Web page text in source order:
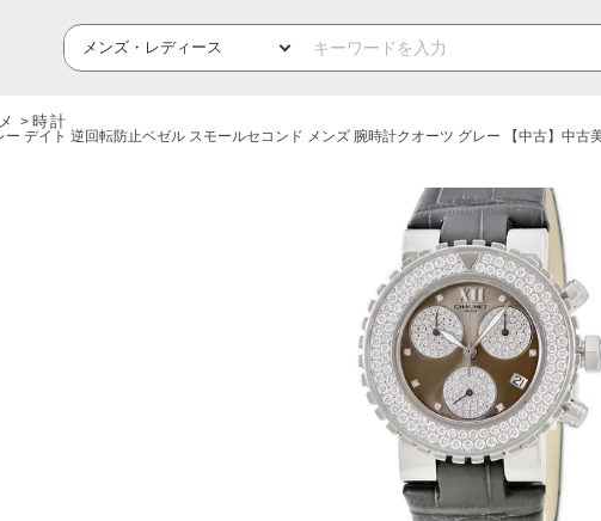
時計
デイト 逆回転防止ベゼル スモールセコンド メンズ 腕時計クオーツ グレー 【中古】中古